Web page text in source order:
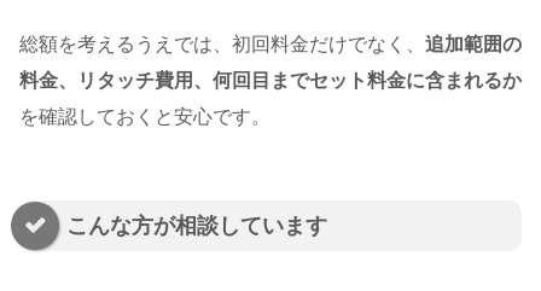
総額を考えるうえでは、初回料金だけでなく、 追加範囲の
料金、リタッチ費用、何回目までセット料金に含まれるか
を確認しておくと安心です。
こんな方が相談しています